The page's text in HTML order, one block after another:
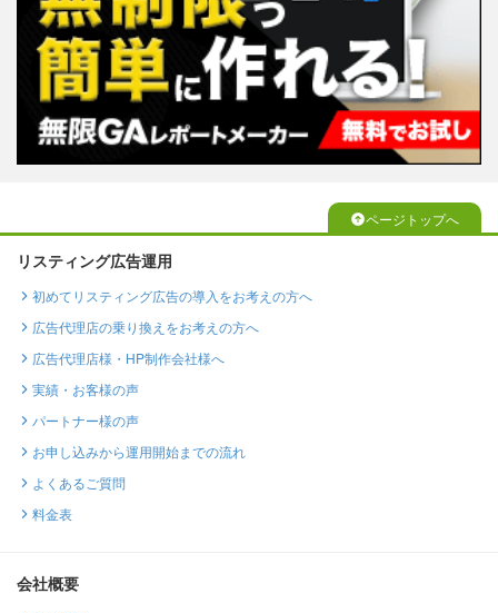
ページトップへ
リスティング広告運用
初めてリスティング広告の導入をお考えの方へ
広告代理店の乗り換えをお考えの方へ
広告代理店様・HP制作会社様へ
実績・お客様の声
パートナー様の声
お申し込みから運用開始までの流れ
よくあるご質問
料金表
会社概要